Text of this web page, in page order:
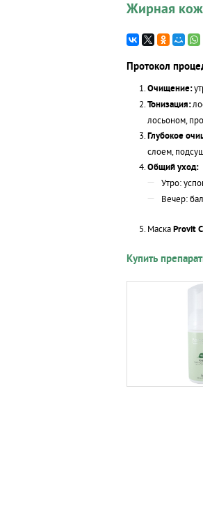
Жирная
Протокол
Очищение:
Тонизация:
лосьоном,
Глубокое
слоем,
Общий уход:
Утро:
Вечер:
Маска Provit
Купить